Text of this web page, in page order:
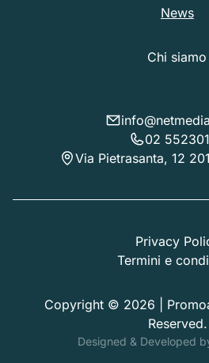
News
Chi siamo
02
Via Pietrasanta, 12
Privacy
Termini e
Copyright © 2026 |
Reserved.
Designed & Developed